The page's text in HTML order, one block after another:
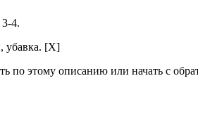
4.
убавка. [X]
по этому описанию или начать с